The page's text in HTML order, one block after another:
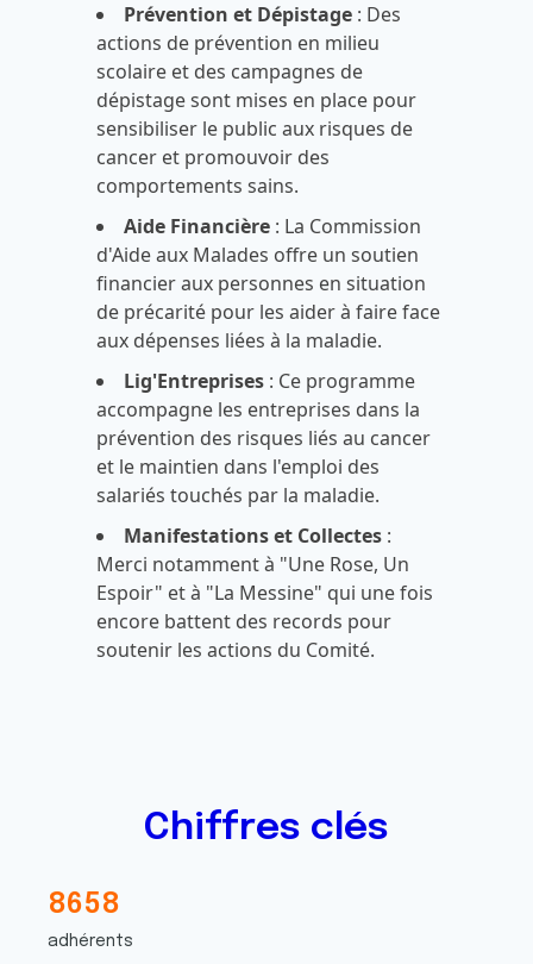
Prévention et Dépistage: Des
actions de prévention en milieu
scolaire et des campagnes de
dépistage sont mises en place pour
sensibiliser le public aux risques de
cancer et promouvoir des
comportements sains.
Aide Financière: La Commission
d'Aide aux Malades offre un soutien
financier aux personnes en situation
de précarité pour les aider à faire face
aux dépenses liées à la maladie.
Lig'Entreprises: Ce programme
accompagne les entreprises dans la
prévention des risques liés au cancer
et le maintien dans l'emploi des
salariés touchés par la maladie.
Manifestations et Collectes:
Merci notamment à "Une Rose, Un
Espoir" et à "La Messine" qui une fois
encore battent des records pour
soutenir les actions du Comité.
Chiffres clés
8
6
6
7
5
6
8
5
adhérents